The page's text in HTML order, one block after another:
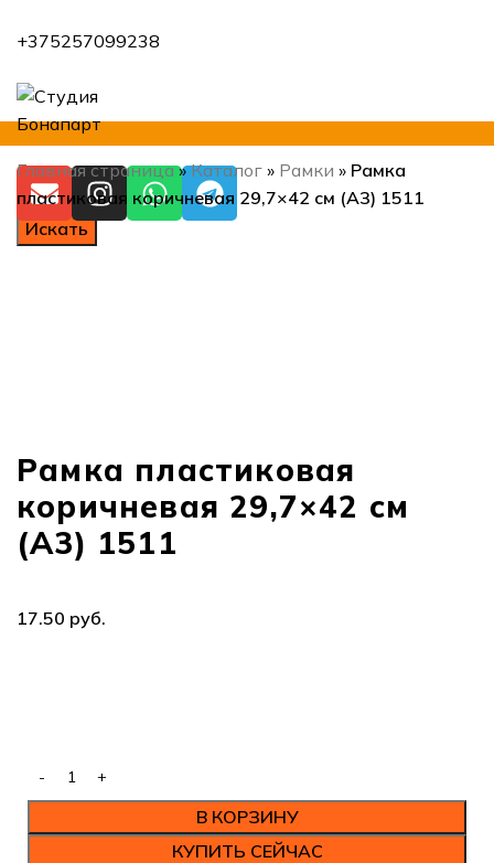
+375257099238
Искать
Главная страница»Каталог » Рамки » Рамка
пластиковая коричневая 29,7×42 см (А3) 1511
Рамка пластиковая
коричневая 29,7×42 см
(А3) 1511
руб.
В КОРЗИНУ
КУПИТЬ СЕЙЧАС